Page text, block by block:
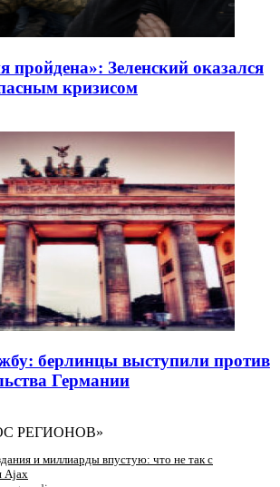
пройдена»: Зеленский оказался
кризисом
берлинцы выступили против
Германии
РЕГИОНОВ»
и миллиарды впустую: что не так с
Ajax